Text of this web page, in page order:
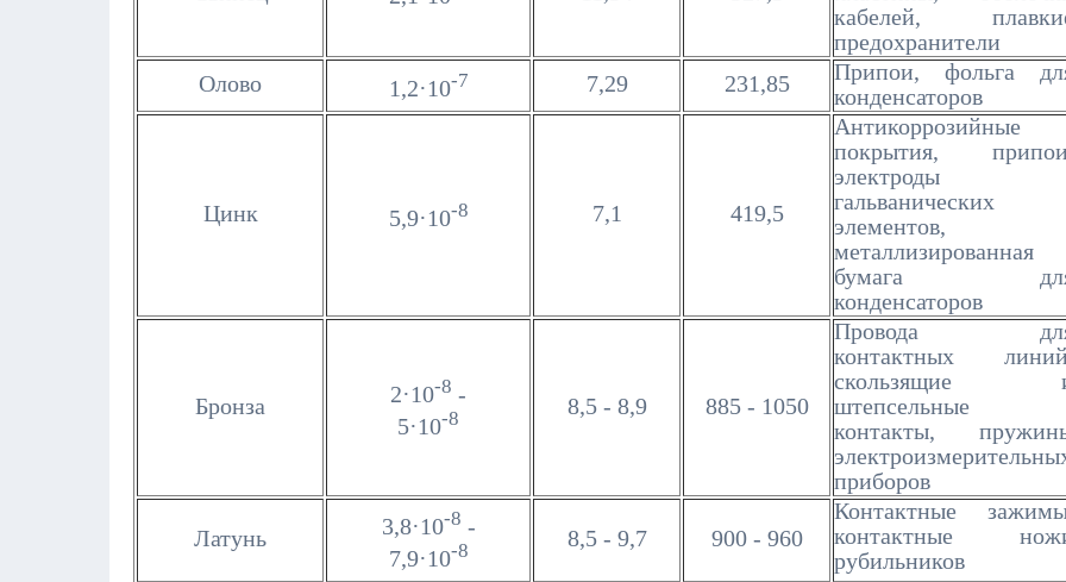
кабелей,
предохранители
Олово
1,2·10-7 7,29 231,85
Припои, фольга
конденсаторов
Цинк 5,9·10-8 7,1 419,5
Антикоррозийные
покрытия,
электроды
гальванических
элементов,
металлизированная
бумага
конденсаторов
Бронза 2·10-8 -
5·10-8
8,5 - 8,9 885 - 1050
Провода
контактных
скользящие
штепсельные
контакты,
приборов
Латунь 3,8·10-8 -
7,9·10-8
8,5 - 9,7 900 - 960
Контактные
контактные
рубильников